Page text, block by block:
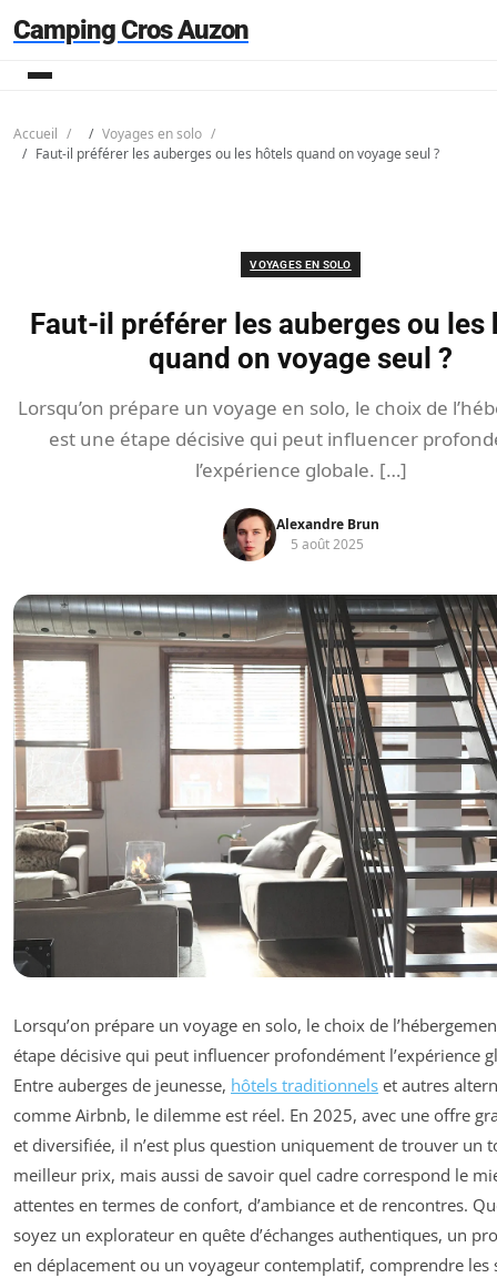
Camping Cros Auzon
Accueil
Voyages en solo
Faut-il préférer les auberges ou les hôtels quand on voyage seul ?
VOYAGES EN SOLO
Faut-il préférer les auberges ou les
quand on voyage seul ?
Lorsqu’on prépare un voyage en solo, le choix de
est une étape décisive qui peut influencer
l’expérience globale. […]
Alexandre Brun
5 août 2025
Lorsqu’on prépare un voyage en solo, le choix de
étape décisive qui peut influencer profondément l’expérience
Entre auberges de jeunesse, hôtels traditionnels et autres
comme Airbnb, le dilemme est réel. En 2025, avec une offre
et diversifiée, il n’est plus question uniquement de trouver un
meilleur prix, mais aussi de savoir quel cadre correspond le
attentes en termes de confort, d’ambiance et de rencontres.
soyez un explorateur en quête d’échanges authentiques, un
en déplacement ou un voyageur contemplatif, comprendre les